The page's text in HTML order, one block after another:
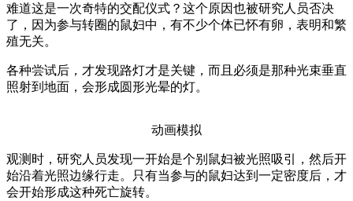
难道这是一次奇特的交配仪式？这个原因也被研究人员否决
了，因为参与转圈的鼠妇中，有不少个体已怀有卵，表明和繁
殖无关。
各种尝试后，才发现路灯才是关键，而且必须是那种光束垂直
照射到地面，会形成圆形光晕的灯。
动画模拟
观测时，研究人员发现一开始是个别鼠妇被光照吸引，然后开
始沿着光照边缘行走。只有当参与的鼠妇达到一定密度后，才
会开始形成这种死亡旋转。